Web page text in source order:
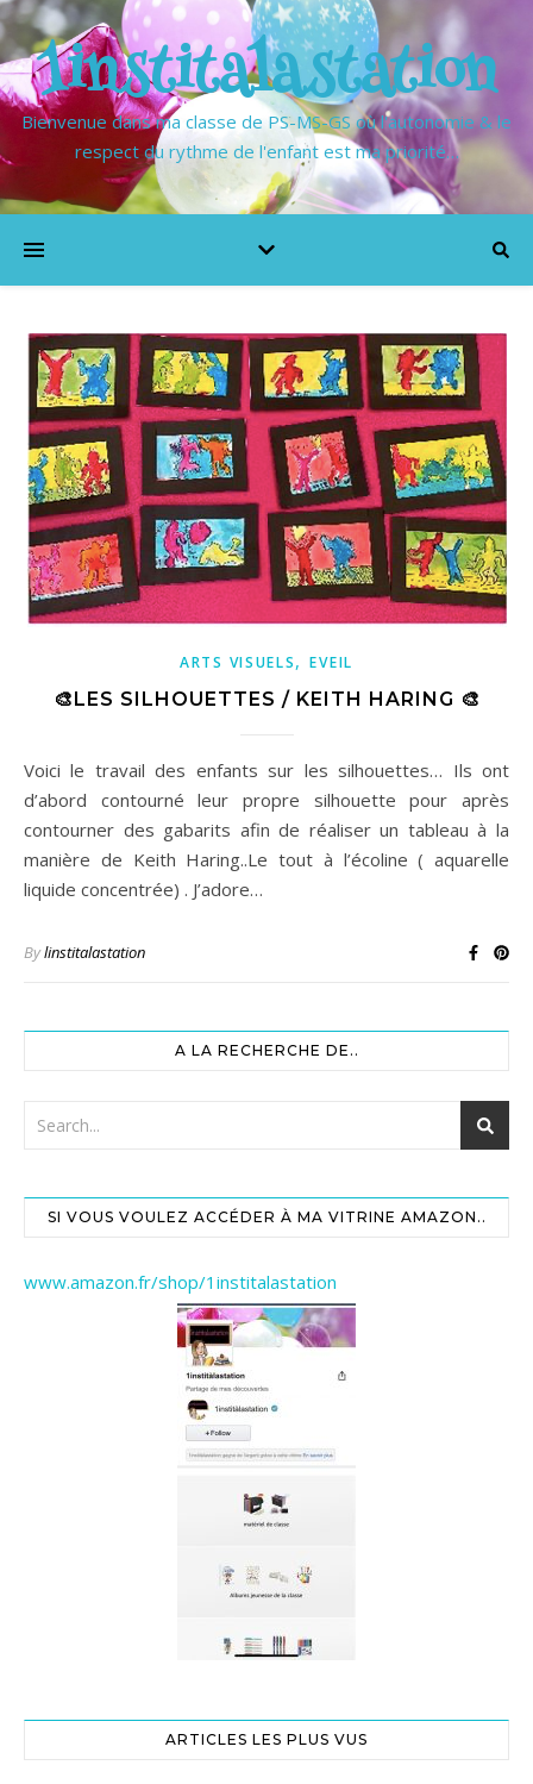
1institalastation
Bienvenue dans ma classe de PS-MS-GS où l'autonomie & le
respect du rythme de l'enfant est ma priorité…
ARTS VISUELS,EVEIL
🎨LES SILHOUETTES / KEITH HARING 🎨
Voici le travail des enfants sur les silhouettes… Ils ont
d’abord contourné leur propre silhouette pour après
contourner des gabarits afin de réaliser un tableau à la
manière de Keith Haring..Le tout à l’écoline ( aquarelle
liquide concentrée) . J’adore…
Bylinstitalastation
A LA RECHERCHE DE..
SI VOUS VOULEZ ACCÉDER À MA VITRINE AMAZON..
www.amazon.fr/shop/1institalastation
ARTICLES LES PLUS VUS